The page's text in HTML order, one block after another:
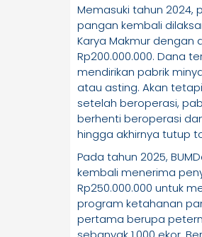
Memasuki tahun 2024,
pangan kembali
Karya Makmur dengan
Rp200.000.000. Dana
mendirikan pabrik
atau asting. Akan
setelah beroperasi,
berhenti beroperasi
hingga akhirnya tutup
Pada tahun 2025,
kembali menerima
Rp250.000.000 untuk
program ketahanan
pertama berupa